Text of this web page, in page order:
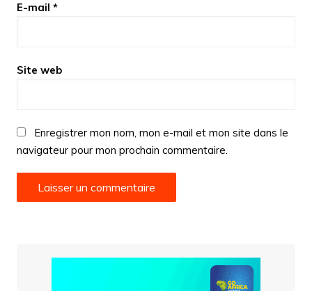
E-mail *
Site web
Enregistrer mon nom, mon e-mail et mon site dans le
navigateur pour mon prochain commentaire.